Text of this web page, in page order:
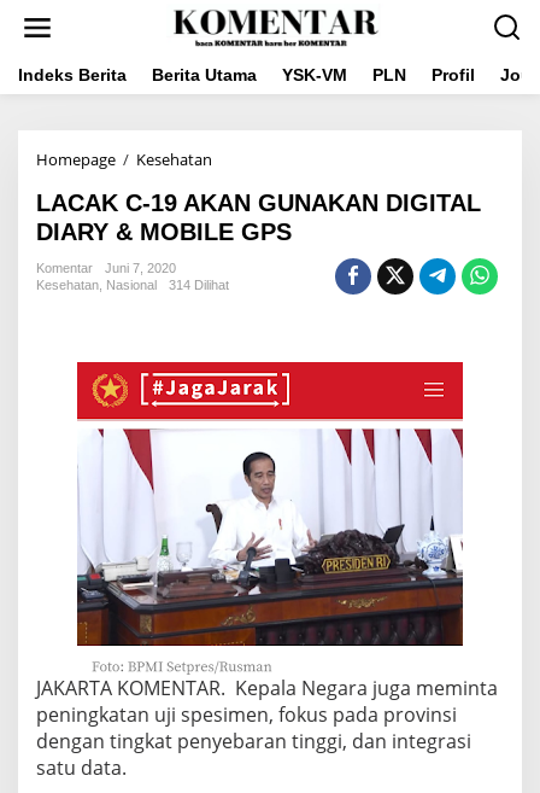
Indeks Berita Berita Utama YSK-VM PLN Profil
Homepage / Kesehatan
19
AKAN
GUNAKAN
DIARY
LACAK C-19 AKAN GUNAKAN DIGITAL
DIARY & MOBILE GPS
Komentar
Juni 7, 2020
Kesehatan Nasional 314 Dilihat
JAKARTA KOMENTAR. Kepala Negara juga meminta
peningkatan uji spesimen, fokus pada provinsi
dengan tingkat penyebaran tinggi, dan integrasi
satu data.